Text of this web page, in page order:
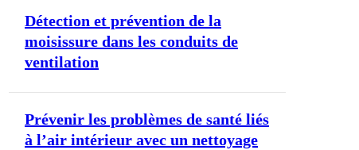
Détection et prévention de la
moisissure dans les conduits de
ventilation
Prévenir les problèmes de santé liés
à l’air intérieur avec un nettoyage